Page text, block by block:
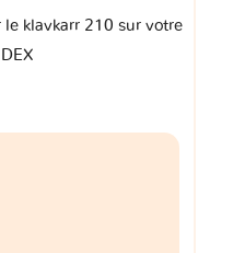
klavkarr 210 sur votre